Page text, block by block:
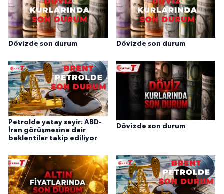
Dövizde son durum Dövizde son durum
Petrolde yatay seyir: ABD-
İran görüşmesine dair
beklentiler takip ediliyor
Dövizde son durum